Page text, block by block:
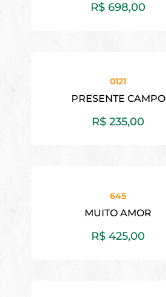
R$ 698,00
0121
PRESENTE CAMPO
R$ 235,00
645
MUITO AMOR
R$ 425,00